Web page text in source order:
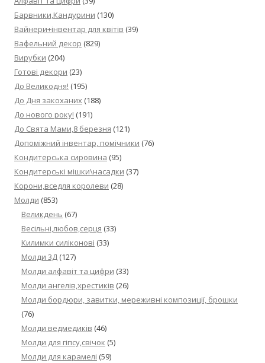
Барвники,Кандурини (130)
Вайнери+інвентар для квітів (39)
Вафельний декор (829)
Вирубки (204)
Готові декори (23)
До Великодня! (195)
До Дня закоханих (188)
До нового року! (191)
До Свята Мами,8 березня (121)
Допоміжний інвентар, помічники (76)
Кондитерська сировина (95)
Кондитерські мішки\насадки (37)
Корони,вседля королеви (28)
Молди (853)
Великдень (67)
Весільні,любов,серця (33)
Килимки силіконові (33)
Молди 3Д (127)
Молди алфавіт та цифри (33)
Молди ангелів,хрестиків (26)
Молди бордюри, завитки, мереживні композиції, брошки
(76)
Молди ведмедиків (46)
Молди для гіпсу,свічок (5)
Молди для карамелі (59)